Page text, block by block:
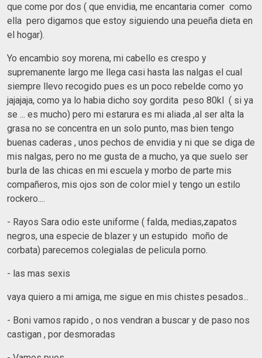
que come por dos ( que envidia, me encantaria comer como
ella pero digamos que estoy siguiendo una peueña dieta en
el hogar).
Yo encambio soy morena, mi cabello es crespo y
supremanente largo me llega casi hasta las nalgas el cual
siempre llevo recogido pues es un poco rebelde como yo
jajajaja, como ya lo habia dicho soy gordita peso 80kl ( si ya
se ... es mucho) pero mi estarura es mi aliada ,al ser alta la
grasa no se concentra en un solo punto, mas bien tengo
buenas caderas , unos pechos de envidia y ni que se diga de
mis nalgas, pero no me gusta de a mucho, ya que suelo ser
burla de las chicas en mi escuela y morbo de parte mis
compañeros, mis ojos son de color miel y tengo un estilo
rockero....
- Rayos Sara odio este uniforme ( falda, medias,zapatos
negros, una especie de blazer y un estupido moño de
corbata) parecemos colegialas de pelicula porno.
- las mas sexis
vaya quiero a mi amiga, me sigue en mis chistes pesados...
- Boni vamos rapido , o nos vendran a buscar y de paso nos
castigan , por desmoradas